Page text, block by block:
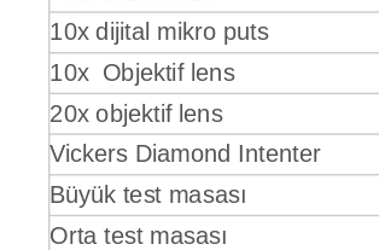
Ortalama boyut
600*220*700mm
Net ağırlık
55kg
Paket Boyutu
800*470*800mm
Brüt ağırlık
78kg
10x dijital mikro puts
10x Objektif lens
20x objektif lens
Vickers Diamond Intenter
Büyük test masası
Orta test masası